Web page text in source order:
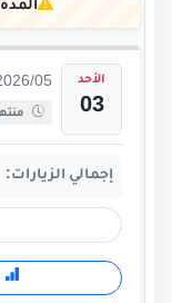
الأحد
03
05
إجمالي الزيارات: